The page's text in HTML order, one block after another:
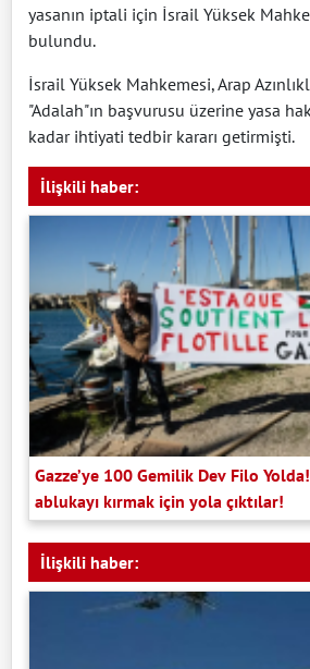
yasanın iptali için İsrail Yüksek
bulundu.
İsrail Yüksek Mahkemesi, Arap
"Adalah"ın başvurusu üzerine yasa
kadar ihtiyati tedbir kararı getirmişti.
İlişkili haber:
Gazze’ye 100 Gemilik Dev Filo
ablukayı kırmak için yola çıktılar!
İlişkili haber: